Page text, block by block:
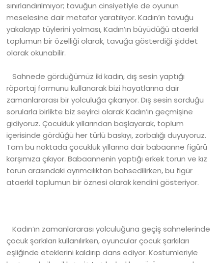
sınırlandırılmıyor; tavuğun cinsiyetiyle de oyunun
meselesine dair metafor yaratılıyor. Kadın’ın tavuğu
yakalayıp tüylerini yolması, Kadın’ın büyüdüğü ataerkil
toplumun bir özelliği olarak, tavuğa gösterdiği şiddet
olarak okunabilir.
Sahnede gördüğümüz iki kadın, dış sesin yaptığı
röportaj formunu kullanarak bizi hayatlarına dair
zamanlararası bir yolculuğa çıkarıyor. Dış sesin sorduğu
sorularla birlikte biz seyirci olarak Kadın’ın geçmişine
gidiyoruz. Çocukluk yıllarından başlayarak, toplum
içerisinde gördüğü her türlü baskıyı, zorbalığı duyuyoruz.
Tam bu noktada çocukluk yıllarına dair babaanne figürü
karşımıza çıkıyor. Babaannenin yaptığı erkek torun ve kız
torun arasındaki ayrımcılıktan bahsedilirken, bu figür
ataerkil toplumun bir öznesi olarak kendini gösteriyor.
Kadın’ın zamanlararası yolculuğuna geçiş sahnelerinde
çocuk şarkıları kullanılırken, oyuncular çocuk şarkıları
eşliğinde eteklerini kaldırıp dans ediyor. Kostümleriyle